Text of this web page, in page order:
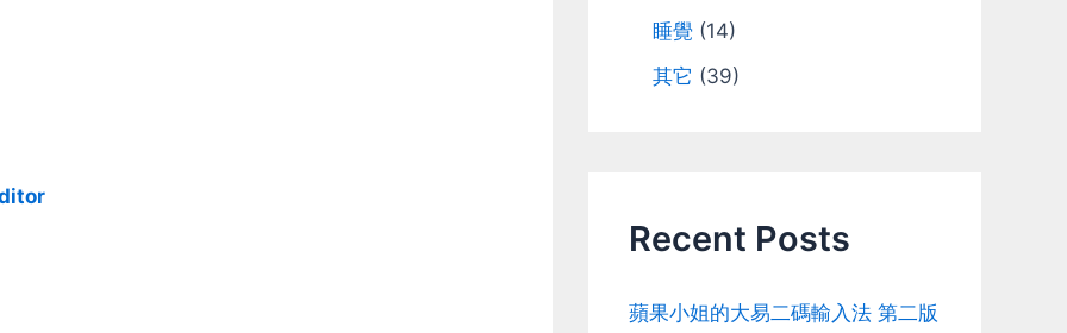
睡覺 (14)
其它 (39)
Recent Posts
蘋果小姐的大易二碼輸入法 第二版